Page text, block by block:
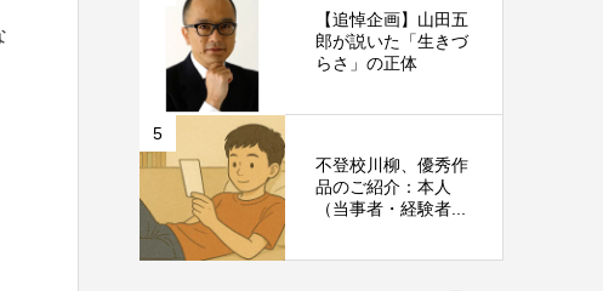
【追悼企画】山田五
郎が説いた「生きづ
らさ」の正体
5
不登校川柳、優秀作
品のご紹介：本人
（当事者・経験者...